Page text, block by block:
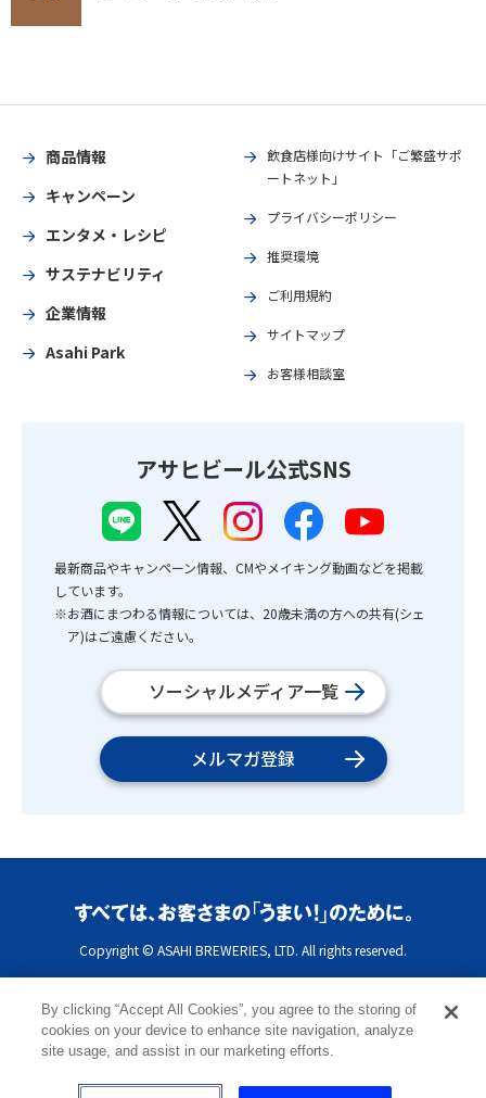
商品情報
キャンペーン
エンタメ・レシピ
サステナビリティ
企業情報
Asahi Park
飲食店様向けサイト「ご繁盛サポ
ートネット」
プライバシーポリシー
推奨環境
ご利用規約
サイトマップ
お客様相談室
アサヒビール公式SNS
最新商品やキャンペーン情報、CMやメイキング動画などを掲載
しています。
※お酒にまつわる情報については、20歳未満の方への共有(シェ
ア)はご遠慮ください。
ソーシャルメディア一覧
メルマガ登録
Copyright © ASAHI BREWERIES, LTD. All rights reserved.
By clicking “Accept All Cookies”, you agree to the storing of
cookies on your device to enhance site navigation, analyze
site usage, and assist in our marketing efforts.